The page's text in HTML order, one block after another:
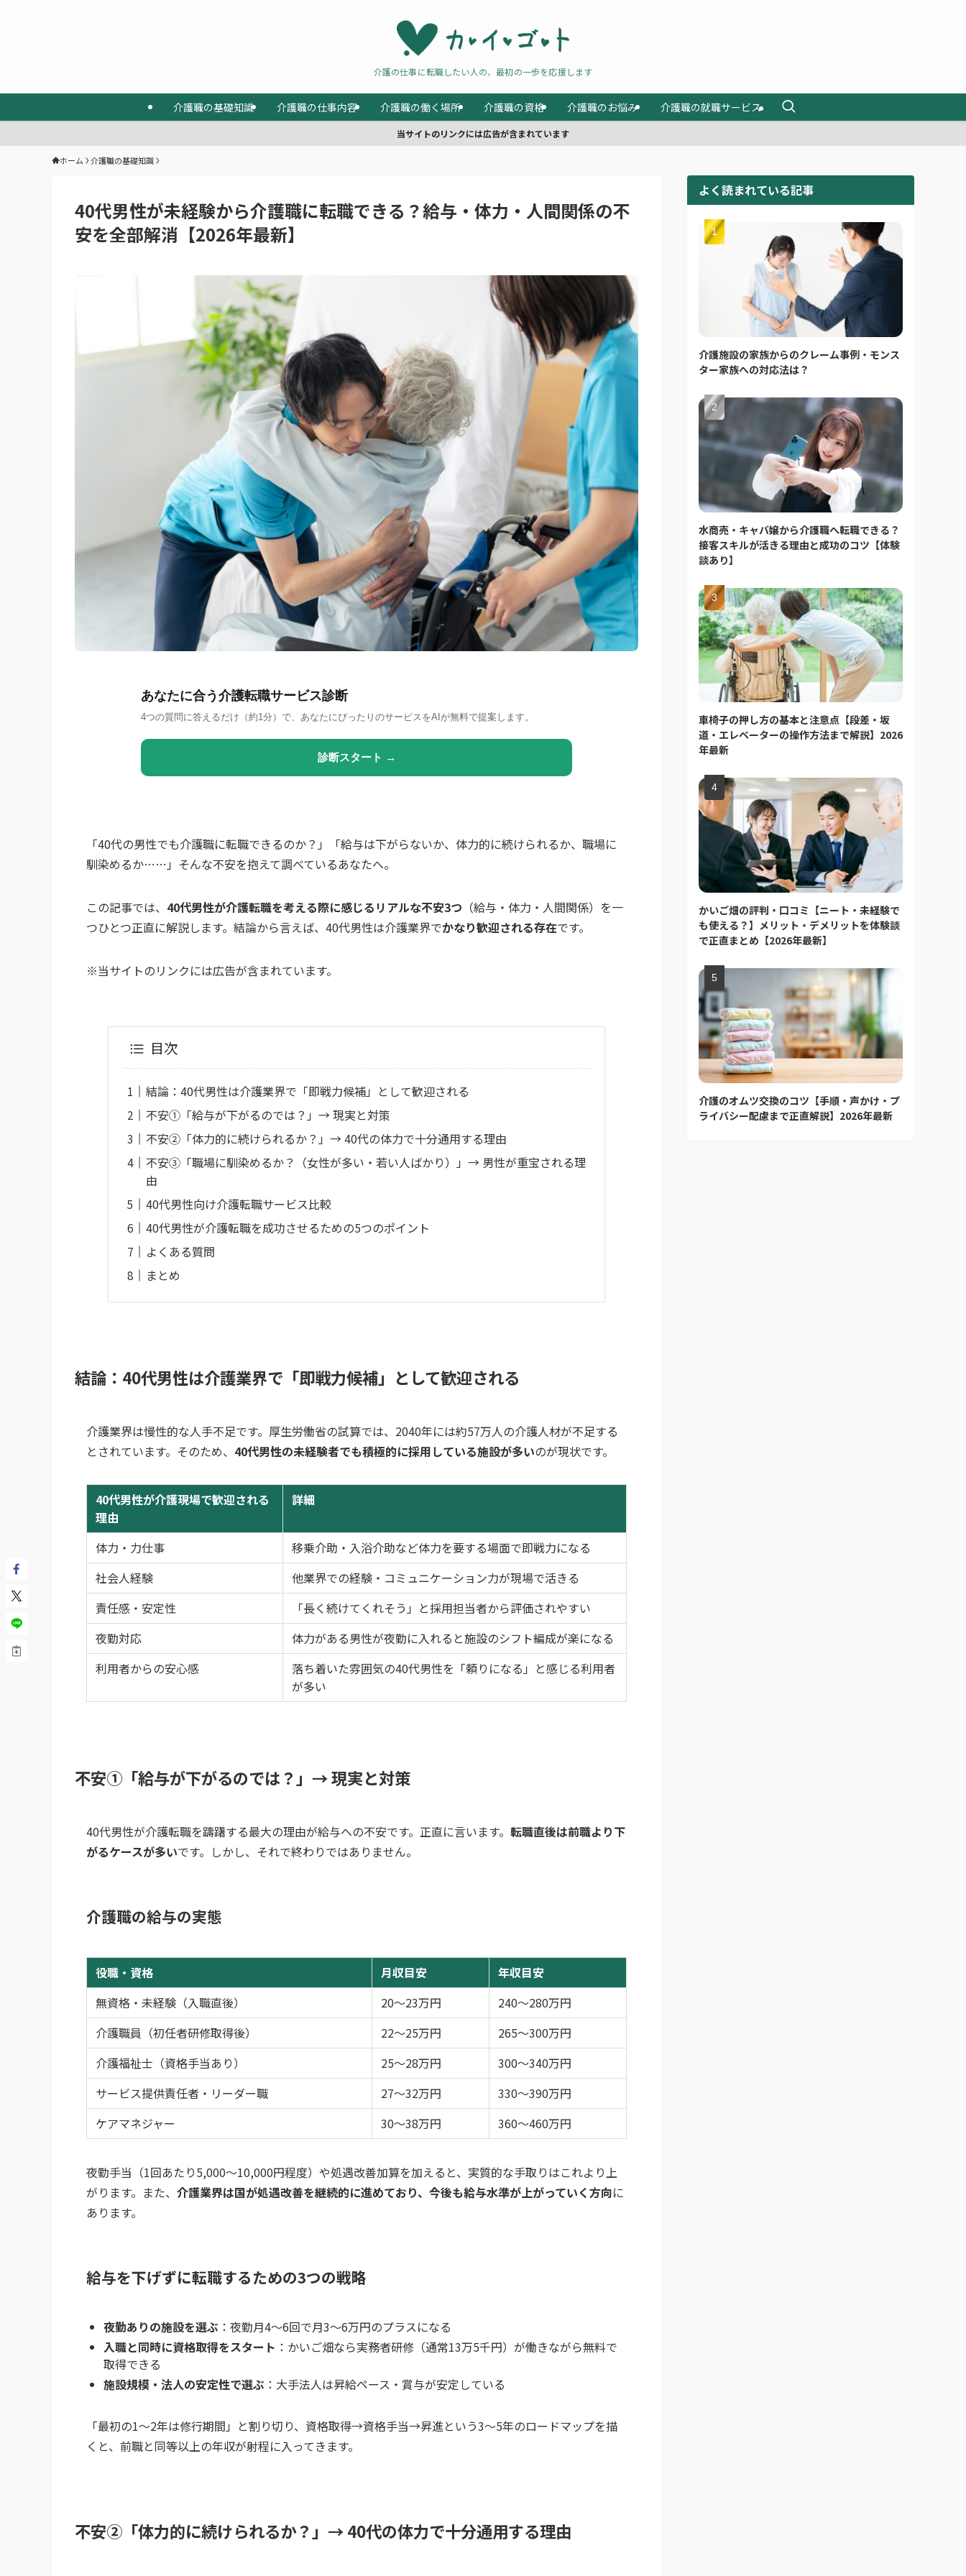
介護の仕事に転職したい人の、最初の一歩を応援します
介護職の基礎知識 介護職の仕事内容 介護職の働く場所 介護職の資格 介護職のお悩み 介護職の就職サービス
当サイトのリンクには広告が含まれています
ホーム 介護職の基礎知識
40代男性が未経験から介護職に転職できる？給与・体力・人間関係の不
安を全部解消【2026年最新】
あなたに合う介護転職サービス診断
4つの質問に答えるだけ（約1分）で、あなたにぴったりのサービスをAIが無料で提案します。
診断スタート →
「40代の男性でも介護職に転職できるのか？」「給与は下がらないか、体力的に続けられるか、職場に
馴染めるか……」そんな不安を抱えて調べているあなたへ。
この記事では、 40代男性が介護転職を考える際に感じるリアルな不安3つ （給与・体力・人間関係）を一
つひとつ正直に解説します。結論から言えば、40代男性は介護業界でかなり歓迎される存在です。
※当サイトのリンクには広告が含まれています。
目次
結論：40代男性は介護業界で「即戦力候補」として歓迎される
不安①「給与が下がるのでは？」→ 現実と対策
不安②「体力的に続けられるか？」→ 40代の体力で十分通用する理由
不安③「職場に馴染めるか？（女性が多い・若い人ばかり）」→ 男性が重宝される理
由
40代男性向け介護転職サービス比較
40代男性が介護転職を成功させるための5つのポイント
よくある質問
まとめ
結論：40代男性は介護業界で「即戦力候補」として歓迎される
介護業界は慢性的な人手不足です。厚生労働省の試算では、2040年には約57万人の介護人材が不足する
とされています。そのため、 40代男性の未経験者でも積極的に採用している施設が多いのが現状です。
40代男性が介護現場で歓迎される
理由
詳細
体力・力仕事
移乗介助・入浴介助など体力を要する場面で即戦力になる
社会人経験
他業界での経験・コミュニケーション力が現場で活きる
責任感・安定性
「長く続けてくれそう」と採用担当者から評価されやすい
夜勤対応
体力がある男性が夜勤に入れると施設のシフト編成が楽になる
利用者からの安心感
落ち着いた雰囲気の40代男性を「頼りになる」と感じる利用者
が多い
不安①「給与が下がるのでは？」→ 現実と対策
40代男性が介護転職を躊躇する最大の理由が給与への不安です。正直に言います。 転職直後は前職より下
がるケースが多いです。しかし、それで終わりではありません。
介護職の給与の実態
役職・資格 月収目安
年収目安
無資格・未経験（入職直後）
20〜23万円
240〜280万円
介護職員（初任者研修取得後）
22〜25万円
265〜300万円
介護福祉士（資格手当あり）
25〜28万円
300〜340万円
サービス提供責任者・リーダー職
27〜32万円
330〜390万円
ケアマネジャー
30〜38万円 360〜460万円
夜勤手当（1回あたり5,000〜10,000円程度）や処遇改善加算を加えると、実質的な手取りはこれより上
がります。また、 介護業界は国が処遇改善を継続的に進めており、今後も給与水準が上がっていく方向に
あります。
給与を下げずに転職するための3つの戦略
夜勤ありの施設を選ぶ ：夜勤月4〜6回で月3〜6万円のプラスになる
入職と同時に資格取得をスタート ：かいご畑なら実務者研修（通常13万5千円）が働きながら無料で
取得できる
施設規模・法人の安定性で選ぶ ：大手法人は昇給ペース・賞与が安定している
「最初の1〜2年は修行期間」と割り切り、資格取得→資格手当→昇進という3〜5年のロードマップを描
くと、前職と同等以上の年収が射程に入ってきます。
不安②「体力的に続けられるか？」→ 40代の体力で十分通用する理由
よく読まれている記事
介護施設の家族からのクレーム事例・モンス
ター家族への対応法は？
水商売・キャバ嬢から介護職へ転職できる？
接客スキルが活きる理由と成功のコツ【体験
談あり】
車椅子の押し方の基本と注意点【段差・坂
道・エレベーターの操作方法まで解説】2026
年最新
かいご畑の評判・口コミ【ニート・未経験で
も使える？】メリット・デメリットを体験談
で正直まとめ【2026年最新】
介護のオムツ交換のコツ【手順・声かけ・プ
ライバシー配慮まで正直解説】2026年最新